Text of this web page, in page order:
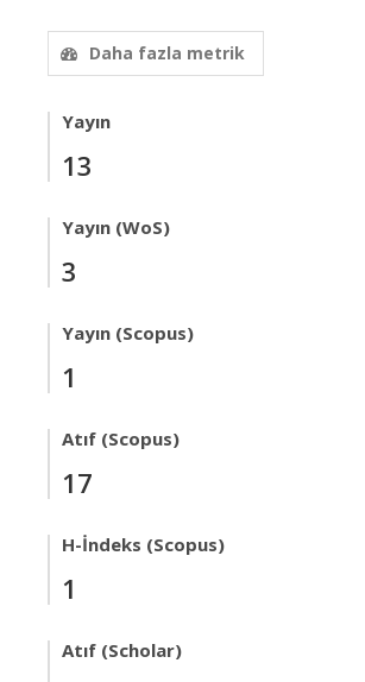
Daha fazla metrik
Yayın
13
Yayın (WoS)
3
Yayın (Scopus)
1
Atıf (Scopus)
17
H-İndeks (Scopus)
1
Atıf (Scholar)